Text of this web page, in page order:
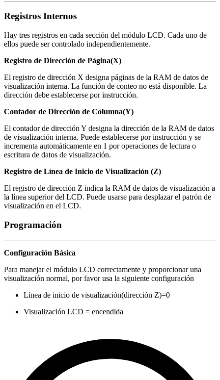
Registros Internos
Hay tres registros en cada sección del módulo LCD. Cada uno de
ellos puede ser controlado independientemente.
Registro de Dirección de Página(X)
El registro de dirección X designa páginas de la RAM de datos de
visualización interna. La función de conteo no está disponible. La
dirección debe establecerse por instrucción.
Contador de Dirección de Columna(Y)
El contador de dirección Y designa la dirección de la RAM de datos
de visualización interna. Puede establecerse por instrucción y se
incrementa automáticamente en 1 por operaciones de lectura o
escritura de datos de visualización.
Registro de Línea de Inicio de Visualización (Z)
El registro de dirección Z indica la RAM de datos de visualización a
la línea superior del LCD. Puede usarse para desplazar el patrón de
visualización en el LCD.
Programación
Configuración Básica
Para manejar el módulo LCD correctamente y proporcionar una
visualización normal, por favor usa la siguiente configuración
Línea de inicio de visualización(dirección Z)=0
Visualización LCD = encendida